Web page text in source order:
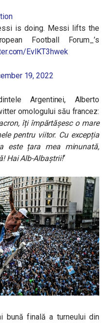
is doing. Messi lifts the
Football Forum_’s
EvlKT3hwek
19, 2022
Argentinei, Alberto
omologului său francez:
îți împărtășesc o mare
pentru viitor. Cu excepția
este țara mea minunată,
Hai Alb-Albaștrii!“
bună finală a turneului din